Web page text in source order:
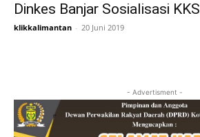
Dinkes Banjar Sosialisasi KKS
klikkalimantan - 20 Juni 2019
- Advertisment -